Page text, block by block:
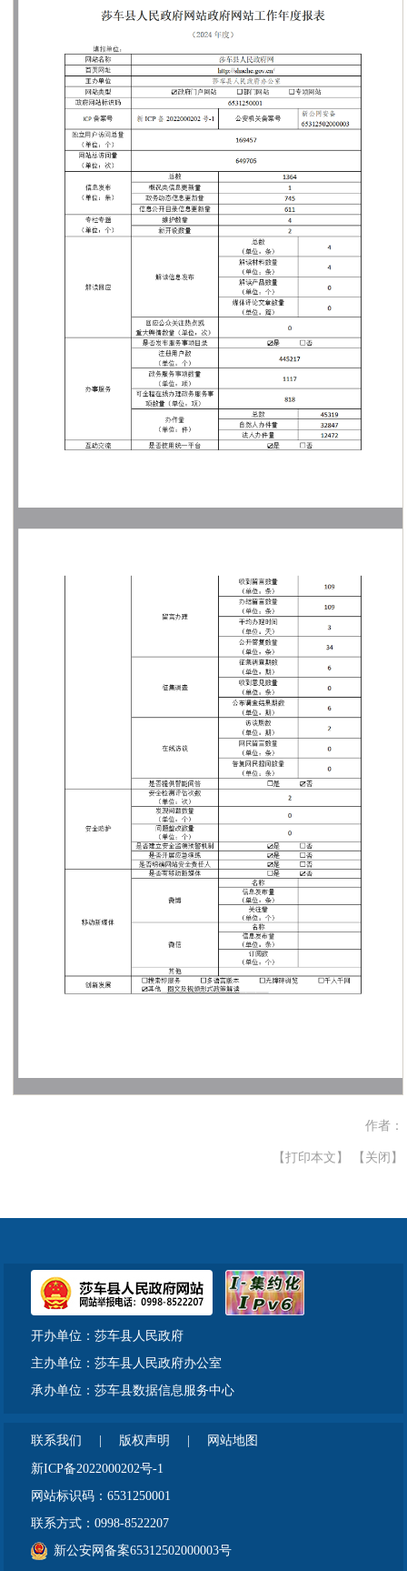
作者：
【打印本文】 【关闭】
开办单位：莎车县人民政府
主办单位：莎车县人民政府办公室
承办单位：莎车县数据信息服务中心
联系我们 版权声明 网站地图
新ICP备2022000202号-1
网站标识码：6531250001
联系方式：0998-8522207
新公安网备案65312502000003号